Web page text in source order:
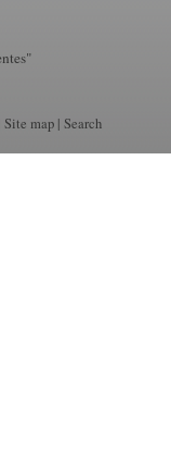
|Site map |Search